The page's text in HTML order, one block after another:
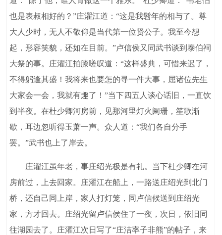
也是表叔相好的？”庄濯江道：“这是我髫年的相与了。尊
大人少时，无人不敬仰是当代第一位贤公子。我至今想
起，形容笑貌，还如在目前。”卢信侯又同武书谈到泰伯祠
大祭的事。庄濯江拍膝嗟叹道：“这样盛典，可惜来迟了，
不得躬逢其盛！我将来也要怎的寻一件大事，屈诸位先生
大家会一会，我就有趣了！”当下四五人谈心话旧，一直饮
到半夜。在杜少卿河房前，见那河里灯火阑珊，笙歌渐
歇，耳边忽听得玉萧一声。众人道：“我们各自分手
罢。”武书也上了岸去。
庄濯江虽年老，事庄绍光极是有礼。当下杜少卿在河
房前过，上去回家。庄濯江在船上，一路送庄绍光到北门
桥，还自己同上岸，家人打灯笼，同卢信候送到庄绍光
家，方才回去。庄绍光留卢信侯住了一夜，次日，依旧同
往湖园去了。庄濯江次日写了“庄洁率子非熊”的帖子，来